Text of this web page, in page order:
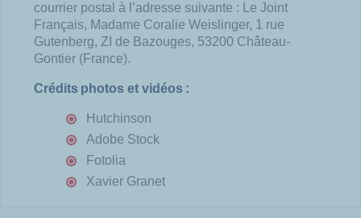
courrier postal à l’adresse suivante : Le Joint
Français, Madame Coralie Weislinger, 1 rue
Gutenberg, ZI de Bazouges, 53200 Château-
Gontier (France).
Crédits photos et vidéos :
Hutchinson
Adobe Stock
Fotolia
Xavier Granet